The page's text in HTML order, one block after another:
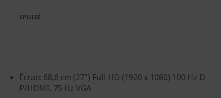
galerie
d’images
Galerie
d’images
Écran: 68,6 cm (27") Full HD (1920 x 1080) 100 Hz D
P/HDMI, 75 Hz VGA
EPUISÉ